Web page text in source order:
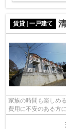
賃貸 | 一戸建て
家族の時間も楽しめ
費用に不安のある方